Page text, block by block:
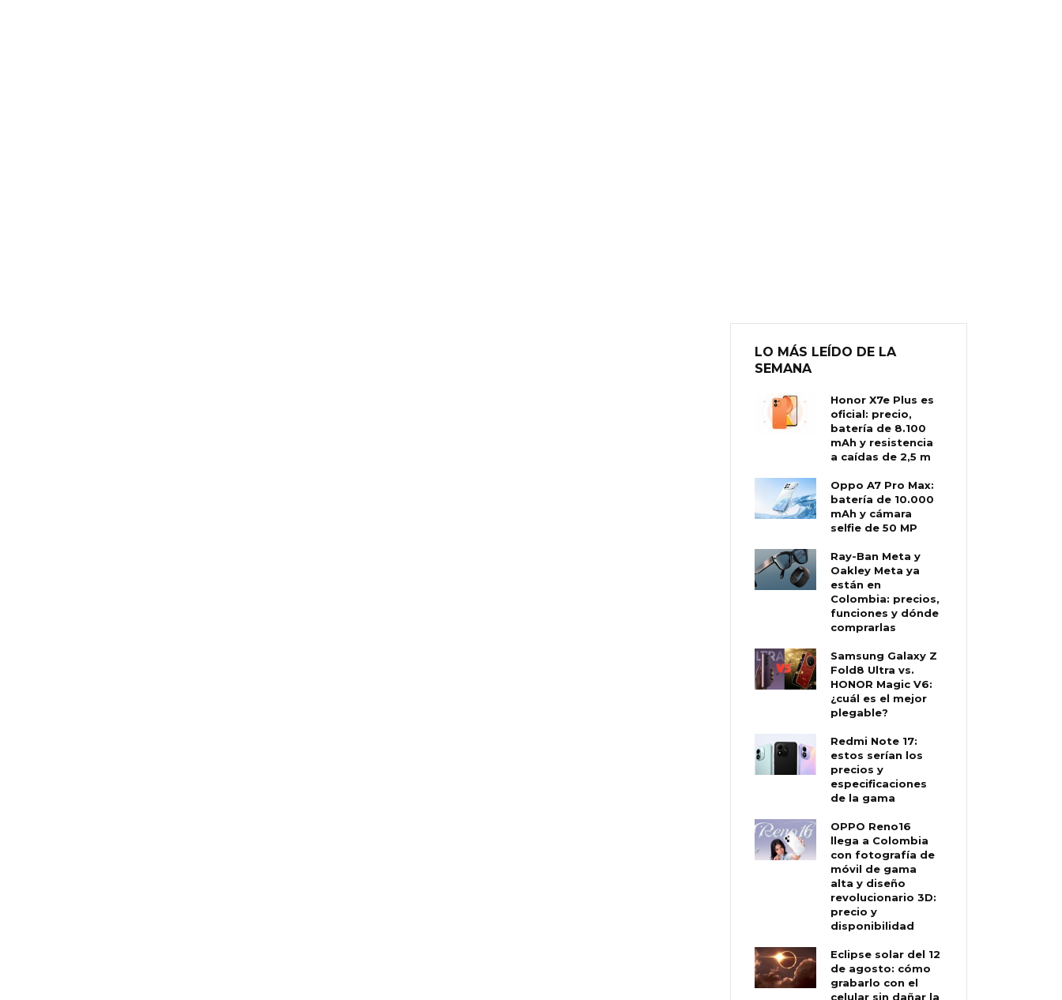
LO MÁS LEÍDO DE LA
SEMANA
Honor X7e Plus es
oficial: precio,
batería de 8.100
mAh y resistencia
a caídas de 2,5 m
Oppo A7 Pro Max:
batería de 10.000
mAh y cámara
selfie de 50 MP
Ray-Ban Meta y
Oakley Meta ya
están en
Colombia: precios,
funciones y dónde
comprarlas
Samsung Galaxy Z
Fold8 Ultra vs.
HONOR Magic V6:
¿cuál es el mejor
plegable?
Redmi Note 17:
estos serían los
precios y
especificaciones
de la gama
OPPO Reno16
llega a Colombia
con fotografía de
móvil de gama
alta y diseño
revolucionario 3D:
precio y
disponibilidad
Eclipse solar del 12
de agosto: cómo
grabarlo con el
celular sin dañar la